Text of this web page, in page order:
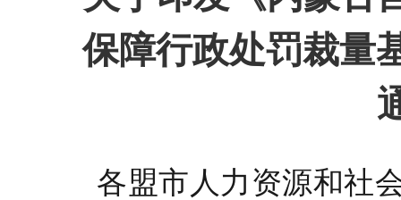
保障行政处罚裁量
各盟市人力资源和社